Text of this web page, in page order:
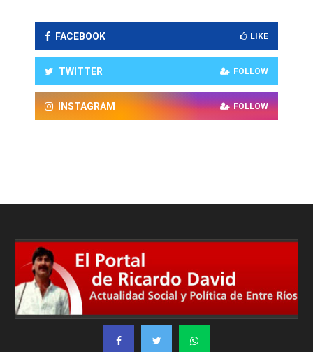
FACEBOOK LIKE
TWITTER FOLLOW
INSTAGRAM FOLLOW